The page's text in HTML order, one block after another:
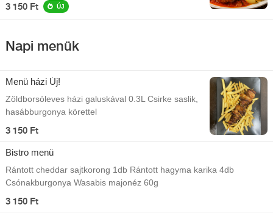
3 150 Ft ÚJ
Napi menük
Menü házi Új!
Zöldborsóleves házi galuskával 0.3L Csirke saslik,
hasábburgonya körettel
3 150 Ft
Bistro menü
Rántott cheddar sajtkorong 1db Rántott hagyma karika 4db
Csónakburgonya Wasabis majonéz 60g
3 150 Ft